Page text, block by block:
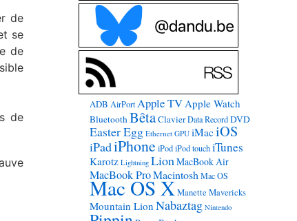
de
se
de
de
ADB AirPort Apple TVApple Watch
BluetoothBêtaClavier Data Record DVD
Easter Egg Ethernet GPU iMaciOS
iPadiPhone iPod iPod touch iTunes
Karotz Lightning LionMacBook Air
MacBook ProMacintosh Mac OS
Mac OS X Manette Mavericks
Mountain Lion Nabaztag Nintendo